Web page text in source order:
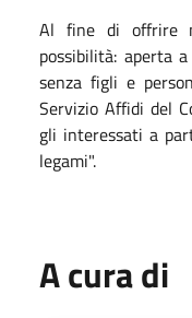
Al fine di offrire
possibilità: aperta
senza figli e
Servizio Affidi del
gli interessati a
legami".
A cura di